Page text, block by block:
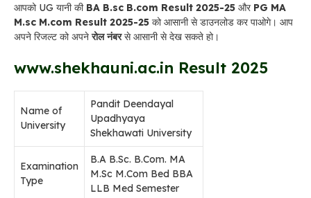
आपको UG यानी की BA B.sc B.com Result 2025-25 और PG MA
M.sc M.com Result 2025-25 को आसानी से डाउनलोड कर पाओगे। आप
अपने रिजल्ट को अपनेरोल नंबरसे आसानी से देख सकते हो।
www.shekhauni.ac.in Result 2025
Name of
University
Pandit Deendayal
Upadhyaya
Shekhawati University
Examination
Type
B.A B.Sc. B.Com. MA
M.Sc M.Com Bed BBA
LLB Med Semester